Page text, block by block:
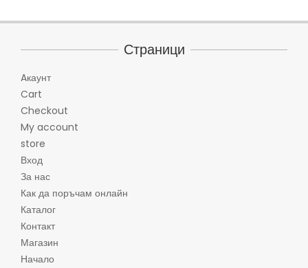
Страници
Aкаунт
Cart
Checkout
My account
store
Вход
За нас
Как да поръчам онлайн
Каталог
Контакт
Магазин
Начало